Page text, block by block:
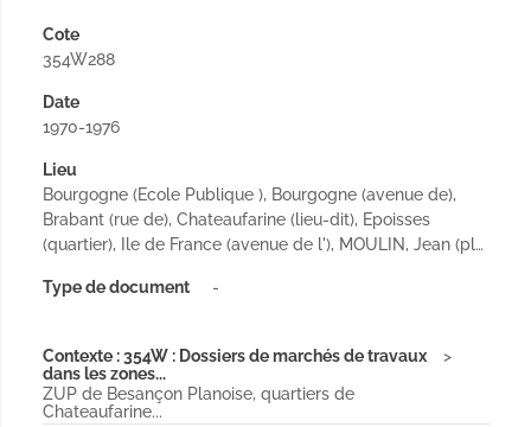
Cote
354W288
Date
1970-1976
Lieu
Bourgogne (Ecole Publique ), Bourgogne (avenue de),
Brabant (rue de), Chateaufarine (lieu-dit), Epoisses
(quartier), Ile de France (avenue de l'), MOULIN, Jean (pl…
Type de document -
Contexte : 354W : Dossiers de marchés de travaux
dans les zones...
ZUP de Besançon Planoise, quartiers de
Chateaufarine...